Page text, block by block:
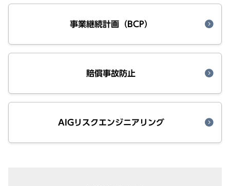
事業継続計画（BCP）
賠償事故防止
AIGリスクエンジニアリング